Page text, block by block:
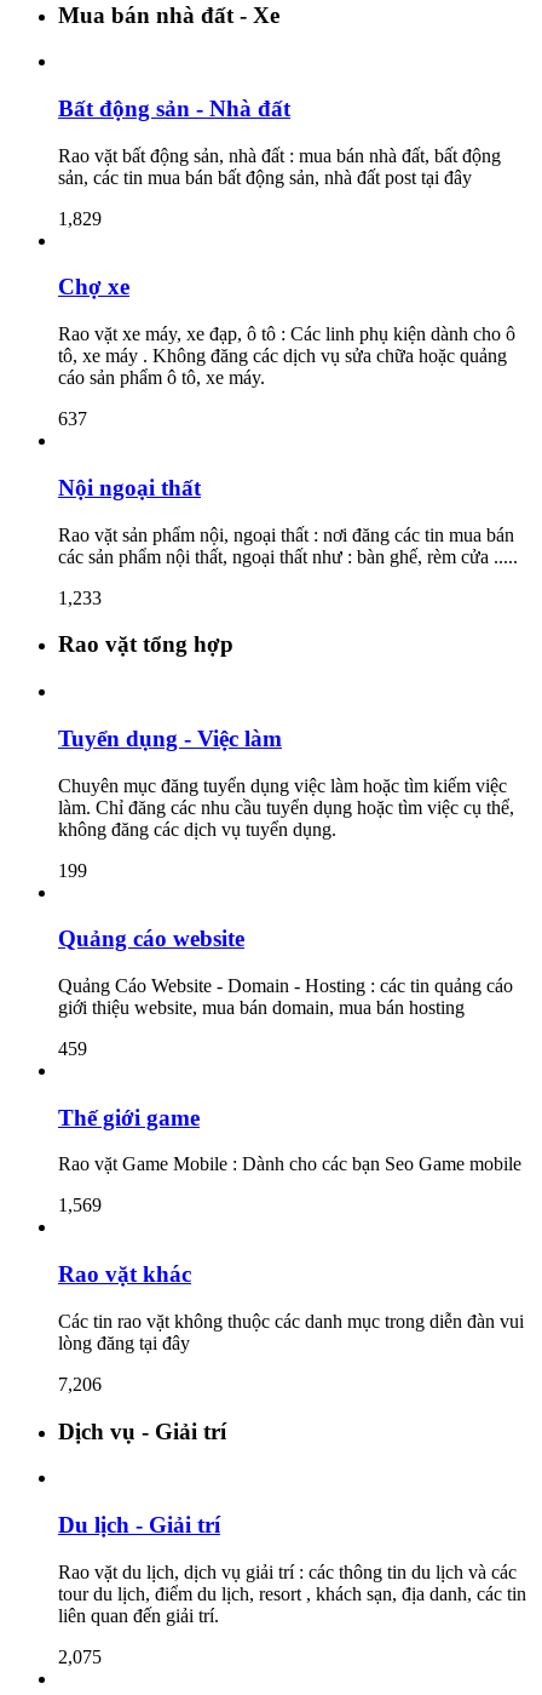
Mua bán nhà đất - Xe
Bất động sản - Nhà đất
Rao vặt bất động sản, nhà đất : mua bán nhà đất, bất động
sản, các tin mua bán bất động sản, nhà đất post tại đây
1,829
Chợ xe
Rao vặt xe máy, xe đạp, ô tô : Các linh phụ kiện dành cho ô
tô, xe máy . Không đăng các dịch vụ sửa chữa hoặc quảng
cáo sản phẩm ô tô, xe máy.
637
Nội ngoại thất
Rao vặt sản phẩm nội, ngoại thất : nơi đăng các tin mua bán
các sản phẩm nội thất, ngoại thất như : bàn ghế, rèm cửa .....
1,233
Rao vặt tổng hợp
Tuyển dụng - Việc làm
Chuyên mục đăng tuyển dụng việc làm hoặc tìm kiếm việc
làm. Chỉ đăng các nhu cầu tuyển dụng hoặc tìm việc cụ thể,
không đăng các dịch vụ tuyển dụng.
199
Quảng cáo website
Quảng Cáo Website - Domain - Hosting : các tin quảng cáo
giới thiệu website, mua bán domain, mua bán hosting
459
Thế giới game
Rao vặt Game Mobile : Dành cho các bạn Seo Game mobile
1,569
Rao vặt khác
Các tin rao vặt không thuộc các danh mục trong diễn đàn vui
lòng đăng tại đây
7,206
Dịch vụ - Giải trí
Du lịch - Giải trí
Rao vặt du lịch, dịch vụ giải trí : các thông tin du lịch và các
tour du lịch, điểm du lịch, resort , khách sạn, địa danh, các tin
liên quan đến giải trí.
2,075